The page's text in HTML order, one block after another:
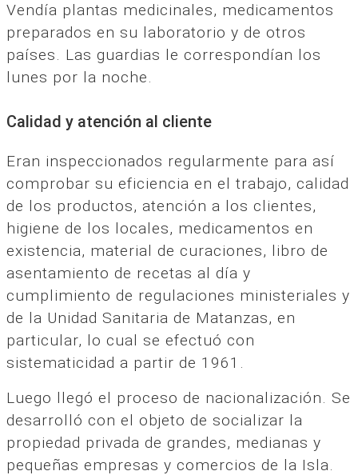
Vendía plantas medicinales, medicamentos
preparados en su laboratorio y de otros
países. Las guardias le correspondían los
lunes por la noche.
Calidad y atención al cliente
Eran inspeccionados regularmente para así
comprobar su eficiencia en el trabajo, calidad
de los productos, atención a los clientes,
higiene de los locales, medicamentos en
existencia, material de curaciones, libro de
asentamiento de recetas al día y
cumplimiento de regulaciones ministeriales y
de la Unidad Sanitaria de Matanzas, en
particular, lo cual se efectuó con
sistematicidad a partir de 1961.
Luego llegó el proceso de nacionalización. Se
desarrolló con el objeto de socializar la
propiedad privada de grandes, medianas y
pequeñas empresas y comercios de la Isla.